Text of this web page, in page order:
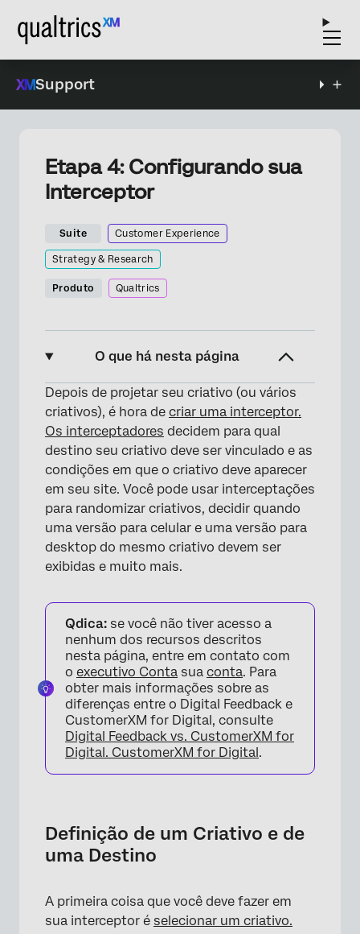
Support
Etapa 4: Configurando sua
Interceptor
Suite Customer Experience
Strategy & Research
Produto Qualtrics
O que há nesta página
Definição de um Criativo e de uma Destino
Definindo as Condições do Interceptor
Conjuntos de Ações
Verificando Opções Avançadas
Um contra um. Interceptações múltiplas
Perguntas frequentes
Depois de projetar seu criativo (ou vários
criativos), é hora de criar uma interceptor.
Os interceptadores decidem para qual
destino seu criativo deve ser vinculado e as
condições em que o criativo deve aparecer
em seu site. Você pode usar interceptações
para randomizar criativos, decidir quando
uma versão para celular e uma versão para
desktop do mesmo criativo devem ser
exibidas e muito mais.
Qdica: se você não tiver acesso a
nenhum dos recursos descritos
nesta página, entre em contato com
o executivo Conta sua conta. Para
obter mais informações sobre as
diferenças entre o Digital Feedback e
CustomerXM for Digital, consulte
Digital Feedback vs. CustomerXM for
Digital. CustomerXM for Digital.
Definição de um Criativo e de
uma Destino
A primeira coisa que você deve fazer em
sua interceptor é selecionar um criativo.